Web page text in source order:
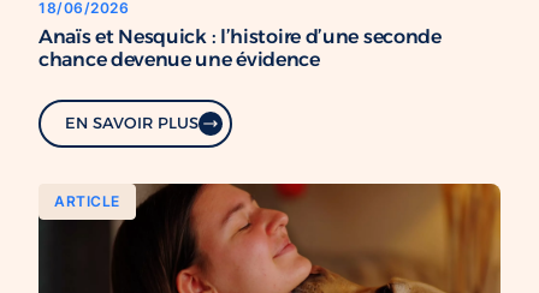
18/06/2026
Anaïs et Nesquick : l’histoire d’une seconde
chance devenue une évidence
EN SAVOIR PLUS
ARTICLE